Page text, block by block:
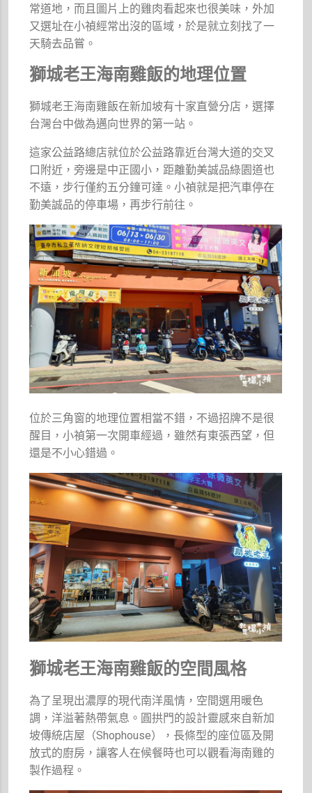
常道地，而且圖片上的雞肉看起來也很美味，外加
又選址在小禎經常出沒的區域，於是就立刻找了一
天騎去品嘗。
獅城老王海南雞飯的地理位置
獅城老王海南雞飯在新加坡有十家直營分店，選擇
台灣台中做為邁向世界的第一站。
這家公益路總店就位於公益路靠近台灣大道的交叉
口附近，旁邊是中正國小，距離勤美誠品綠園道也
不遠，步行僅約五分鐘可達。小禎就是把汽車停在
勤美誠品的停車場，再步行前往。
位於三角窗的地理位置相當不錯，不過招牌不是很
醒目，小禎第一次開車經過，雖然有東張西望，但
還是不小心錯過。
獅城老王海南雞飯的空間風格
為了呈現出濃厚的現代南洋風情，空間選用暖色
調，洋溢著熱帶氣息。圓拱門的設計靈感來自新加
坡傳統店屋（Shophouse），長條型的座位區及開
放式的廚房，讓客人在候餐時也可以觀看海南雞的
製作過程。